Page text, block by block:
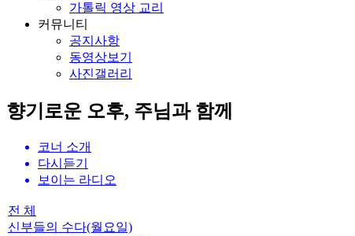
가톨릭 영상 교리
커뮤니티
공지사항
동영상보기
사진갤러리
향기로운 오후, 주님과 함께
코너 소개
다시듣기
보이는 라디오
전 체
신부들의 수다(월요일)